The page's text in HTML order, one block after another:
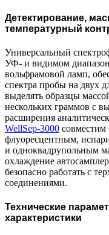
Детектирование,
температурный
Универсальный
УФ- и видимом
вольфрамовой ламп,
спектра пробы на двух
выделять образцы
нескольких граммов с
расширения
WellSep-3000
флуоресцентным,
и одноквадрупольным
охлаждение
безопасно работать с
соединениями.
Технические
характеристики